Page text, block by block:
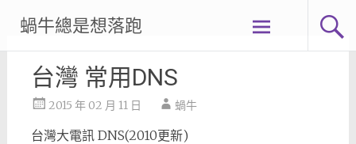
content
蝸牛總是想落跑
台灣 常用DNS
2015 年 02 月 11 日 蝸牛
台灣大電訊 DNS(2010更新)